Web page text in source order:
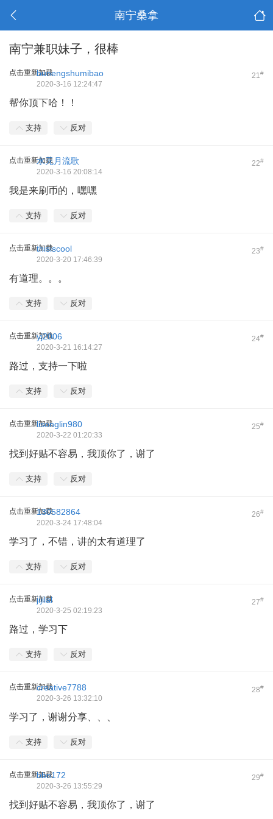
南宁桑拿
南宁兼职妹子，很棒
点击重新加载 21#
bunengshumibao
2020-3-16 12:24:47
帮你顶下哈！！
支持 反对
点击重新加载 22#
水无月流歌
2020-3-16 20:08:14
我是来刷币的，嘿嘿
支持 反对
点击重新加载 23#
thisiscool
2020-3-20 17:46:39
有道理。。。
支持 反对
点击重新加载 24#
yj2006
2020-3-21 16:14:27
路过，支持一下啦
支持 反对
点击重新加载 25#
lisonglin980
2020-3-22 01:20:33
找到好贴不容易，我顶你了，谢了
支持 反对
点击重新加载 26#
130582864
2020-3-24 17:48:04
学习了，不错，讲的太有道理了
支持 反对
点击重新加载 27#
jijilal
2020-3-25 02:19:23
路过，学习下
支持 反对
点击重新加载 28#
creative7788
2020-3-26 13:32:10
学习了，谢谢分享、、、
支持 反对
点击重新加载 29#
bbn172
2020-3-26 13:55:29
找到好贴不容易，我顶你了，谢了